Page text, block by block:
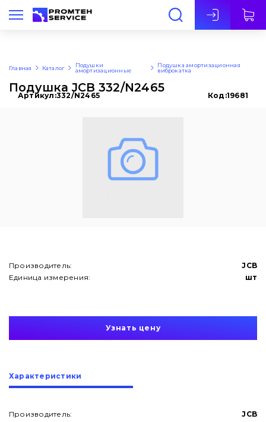
Рус
О нас
Контакты
Главная Каталог
Подушки
амортизационные
Подушка амортизационная
виброкатка
Подушка JCB 332/N2465
Артикул:332/N2465 Код:19681
Производитель:
JCB
Единица измерения:
шт
Узнать цену
Характеристики
Производитель: JCB